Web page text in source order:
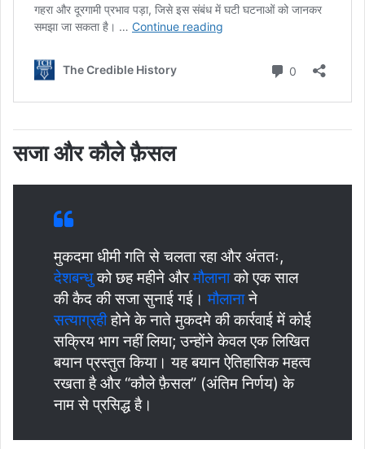
सजा और कौले फ़ैसल
मुकदमा धीमी गति से चलता रहा और अंततः,
देशबन्धुको छह महीने औरमौलानाको एक साल
की कैद की सजा सुनाई गई।मौलानाने
सत्याग्रहीहोने के नाते मुकदमे की कार्रवाई में कोई
सक्रिय भाग नहीं लिया; उन्होंने केवल एक लिखित
बयान प्रस्तुत किया। यह बयान ऐतिहासिक महत्व
रखता है और “कौले फ़ैसल” (अंतिम निर्णय) के
नाम से प्रसिद्ध है।